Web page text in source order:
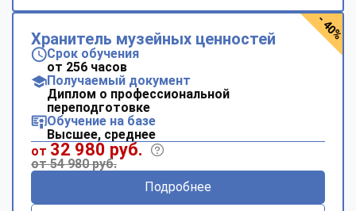
Хранитель музейных ценностей
Срок обучения
от 256 часов
Получаемый документ
Диплом о профессиональной
переподготовке
Обучение на базе
Высшее, среднее
от 32 980 руб.
от 54 980 руб.
Подробнее
- 40%